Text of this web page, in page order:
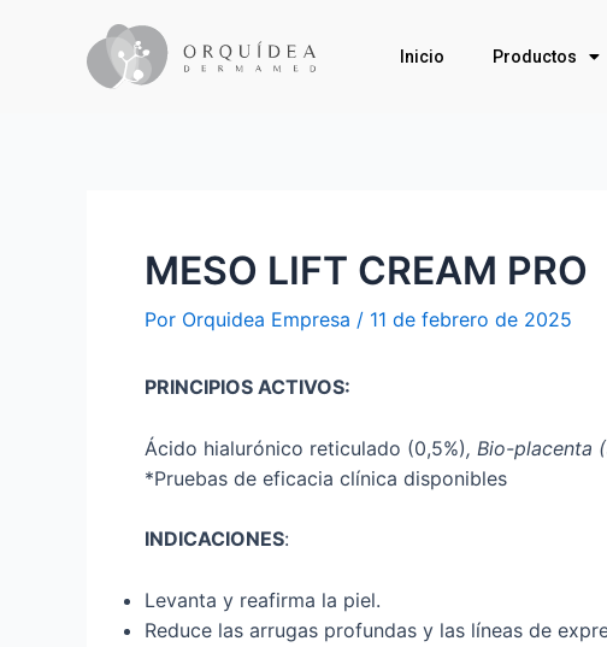
Inicio Productos
MESO LIFT CREAM PRO
Por Orquidea Empresa / 11 de febrero de 2025
PRINCIPIOS ACTIVOS:
Ácido hialurónico reticulado (0,5%), Bio-placenta
*Pruebas de eficacia clínica disponibles
INDICACIONES:
Levanta y reafirma la piel.
Reduce las arrugas profundas y las líneas de